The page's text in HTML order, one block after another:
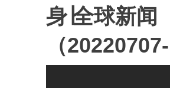
身∣全球新闻
（20220707-